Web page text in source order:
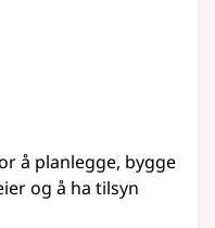
å planlegge, bygge
og å ha tilsyn